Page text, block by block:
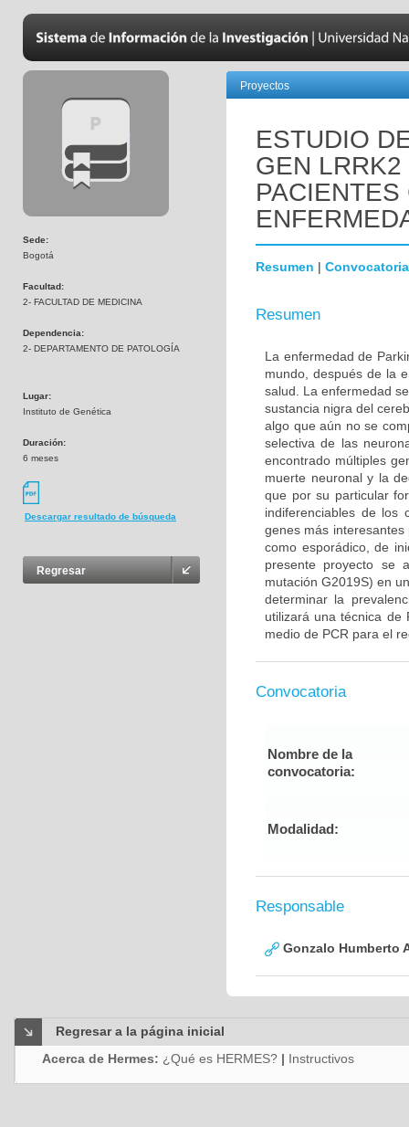
Sede:
Bogotá
Facultad:
2- FACULTAD DE MEDICINA
Dependencia:
2- DEPARTAMENTO DE PATOLOGÍA
Lugar:
Instituto de Genética
Duración:
6 meses
Descargar resultado de búsqueda
Regresar
Proyectos
ESTUDIO
GEN LRRK2
Resumen | Convocatoria
Resumen
La enfermedad de
mundo, después de la
salud. La enfermedad
sustancia nigra del
algo que aún no se
selectiva de las
encontrado múltiples
muerte neuronal y la
que por su particular
indiferenciables de los
genes más
como esporádico, de
presente proyecto se
mutación G2019S) en
determinar la
utilizará una técnica de
medio de PCR para el
Convocatoria
Nombre de la
convocatoria:
Modalidad:
Responsable
Gonzalo Humberto
Regresar a la página inicial
Acerca de Hermes: ¿Qué es HERMES? | Instructivos